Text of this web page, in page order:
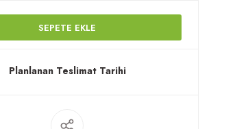
SEPETE EKLE
Planlanan Teslimat Tarihi